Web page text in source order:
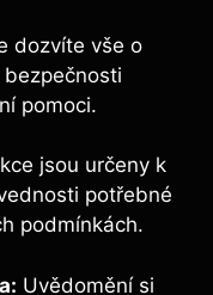
dozvíte vše o
pomoci.
jsou určeny k
potřebné
podmínkách.
Uvědomění si